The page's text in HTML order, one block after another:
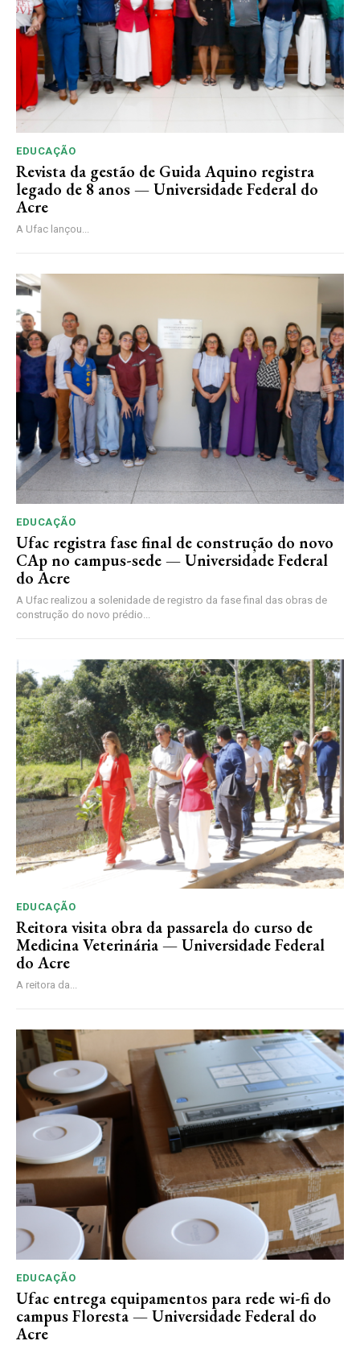
EDUCAÇÃO
Revista da gestão de Guida Aquino registra
legado de 8 anos — Universidade Federal do
Acre
A Ufac lançou...
EDUCAÇÃO
Ufac registra fase final de construção do novo
CAp no campus-sede — Universidade Federal
do Acre
A Ufac realizou a solenidade de registro da fase final das obras de
construção do novo prédio...
EDUCAÇÃO
Reitora visita obra da passarela do curso de
Medicina Veterinária — Universidade Federal
do Acre
A reitora da...
EDUCAÇÃO
Ufac entrega equipamentos para rede wi-fi do
campus Floresta — Universidade Federal do
Acre